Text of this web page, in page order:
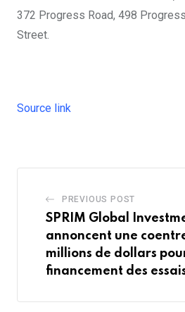
372 Progress Road, 498
Street.
Source link
PREVIOUS POST
SPRIM Global
annoncent une
millions de dollars
financement des